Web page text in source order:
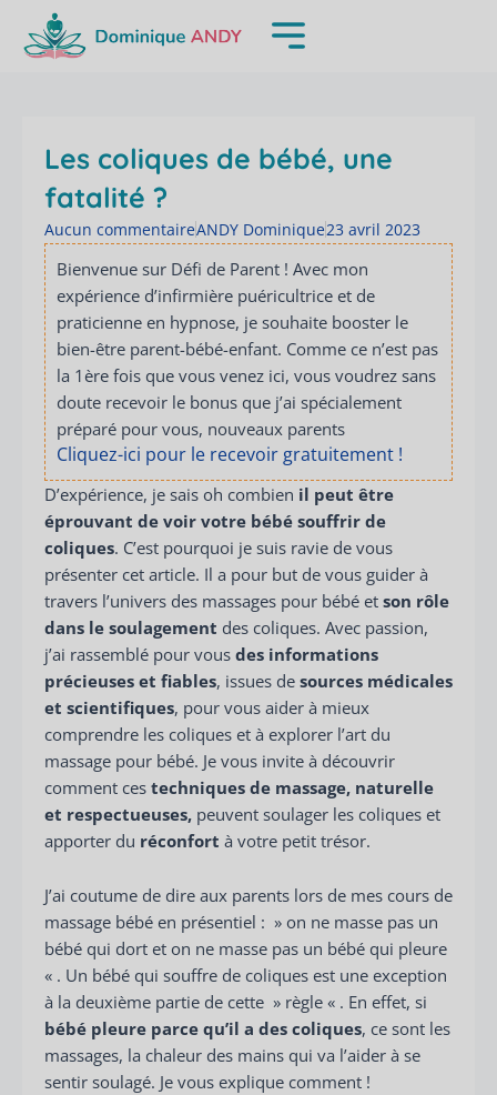
contenu
Les coliques de bébé, une
fatalité ?
Aucun commentaireANDY Dominique23 avril 2023
Bienvenue sur Défi de Parent ! Avec mon
expérience d’infirmière puéricultrice et de
praticienne en hypnose, je souhaite booster le
bien-être parent-bébé-enfant. Comme ce n’est pas
la 1ère fois que vous venez ici, vous voudrez sans
doute recevoir le bonus que j’ai spécialement
préparé pour vous, nouveaux parents
Cliquez-ici pour le recevoir gratuitement !
D’expérience, je sais oh combien il peut être
éprouvant de voir votre bébé souffrir de
coliques. C’est pourquoi je suis ravie de vous
présenter cet article. Il a pour but de vous guider à
travers l’univers des massages pour bébé et son rôle
dans le soulagement des coliques. Avec passion,
j’ai rassemblé pour vous des informations
précieuses et fiables, issues de sources médicales
et scientifiques, pour vous aider à mieux
comprendre les coliques et à explorer l’art du
massage pour bébé. Je vous invite à découvrir
comment ces techniques de massage, naturelle
et respectueuses, peuvent soulager les coliques et
apporter du réconfort à votre petit trésor.
J’ai coutume de dire aux parents lors de mes cours de
massage bébé en présentiel : » on ne masse pas un
bébé qui dort et on ne masse pas un bébé qui pleure
« . Un bébé qui souffre de coliques est une exception
à la deuxième partie de cette » règle « . En effet, si
bébé pleure parce qu’il a des coliques, ce sont les
massages, la chaleur des mains qui va l’aider à se
sentir soulagé. Je vous explique comment !